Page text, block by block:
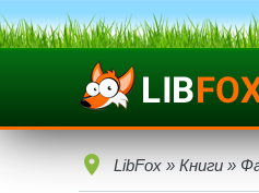
LibFox » Книги »